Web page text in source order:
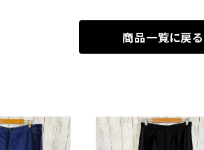
商品一覧に戻る